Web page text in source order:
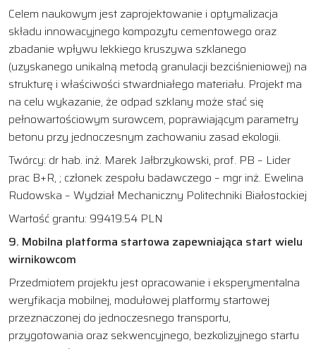
Celem naukowym jest zaprojektowanie i optymalizacja
składu innowacyjnego kompozytu cementowego oraz
zbadanie wpływu lekkiego kruszywa szklanego
(uzyskanego unikalną metodą granulacji bezciśnieniowej) na
strukturę i właściwości stwardniałego materiału. Projekt ma
na celu wykazanie, że odpad szklany może stać się
pełnowartościowym surowcem, poprawiającym parametry
betonu przy jednoczesnym zachowaniu zasad ekologii.
Twórcy: dr hab. inż. Marek Jałbrzykowski, prof. PB – Lider
prac B+R, ; członek zespołu badawczego – mgr inż. Ewelina
Rudowska – Wydział Mechaniczny Politechniki Białostockiej
Wartość grantu: 99419.54 PLN
9. Mobilna platforma startowa zapewniająca start wielu
wirnikowcom
Przedmiotem projektu jest opracowanie i eksperymentalna
weryfikacja mobilnej, modułowej platformy startowej
przeznaczonej do jednoczesnego transportu,
przygotowania oraz sekwencyjnego, bezkolizyjnego startu